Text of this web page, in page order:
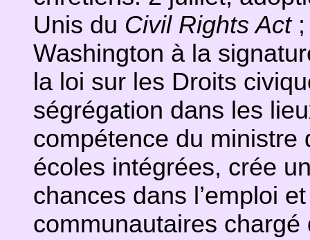
Unis du Civil Rights Act
Washington à la
la loi sur les Droits
ségrégation dans les
compétence du ministre
écoles intégrées, crée
chances dans l’emploi
communautaires